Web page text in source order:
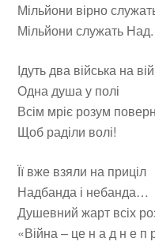
Мільйони вірно
Мільйони служать Над.
Ідуть два війська на
Одна душа у полі
Всім мріє розум
Щоб раділи волі!
Її вже взяли на приціл
Надбанда і небанда…
Душевний жарт всіх
«Війна – це н а д н е п